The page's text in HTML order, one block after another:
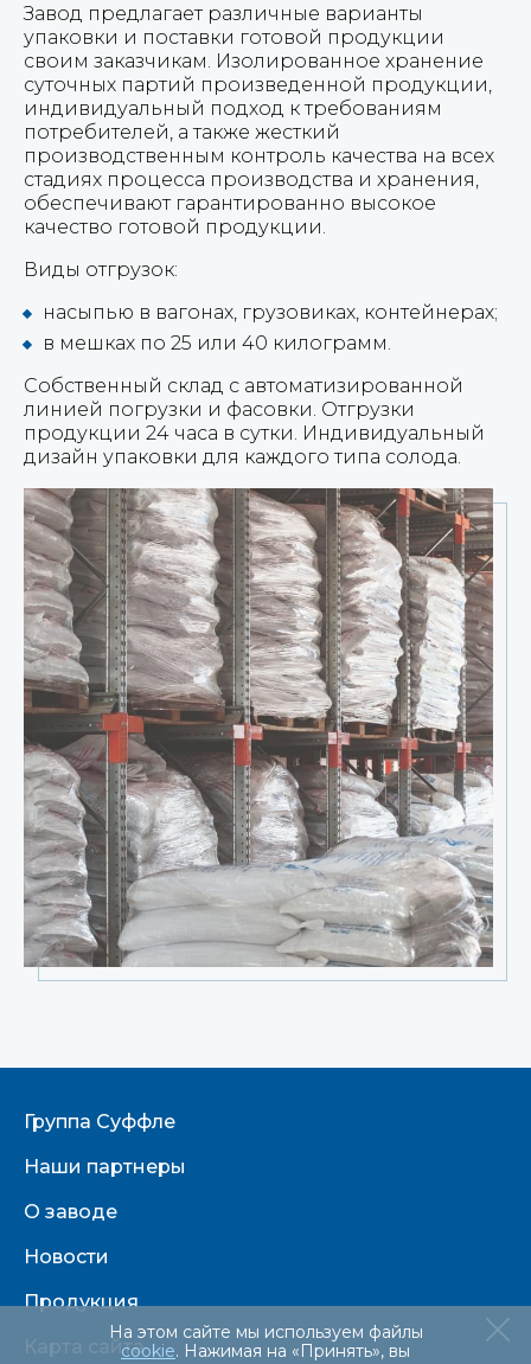
Завод предлагает различные варианты
упаковки и поставки готовой продукции
своим заказчикам. Изолированное хранение
суточных партий произведенной продукции,
индивидуальный подход к требованиям
потребителей, а также жесткий
производственным контроль качества на всех
стадиях процесса производства и хранения,
обеспечивают гарантированно высокое
качество готовой продукции.
Виды отгрузок:
насыпью в вагонах, грузовиках, контейнерах;
в мешках по 25 или 40 килограмм.
Собственный склад с автоматизированной
линией погрузки и фасовки. Отгрузки
продукции 24 часа в сутки. Индивидуальный
дизайн упаковки для каждого типа солода.
Группа Суффле
Наши партнеры
О заводе
Новости
Продукция
Карта сайта
На этом сайте мы используем файлы
cookie. Нажимая на «Принять», вы